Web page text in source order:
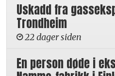
Uskadd fra
Trondheim
22 dager siden
En person døde i